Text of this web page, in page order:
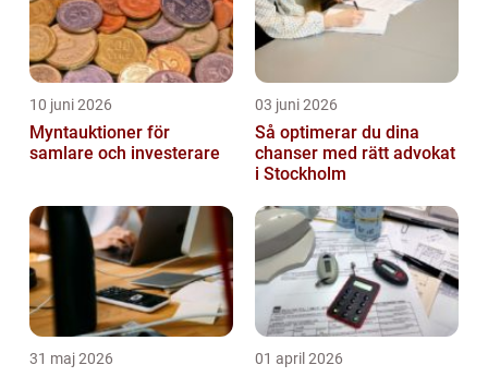
10 juni 2026
Myntauktioner för
samlare och investerare
03 juni 2026
Så optimerar du dina
chanser med rätt advokat
i Stockholm
31 maj 2026 01 april 2026